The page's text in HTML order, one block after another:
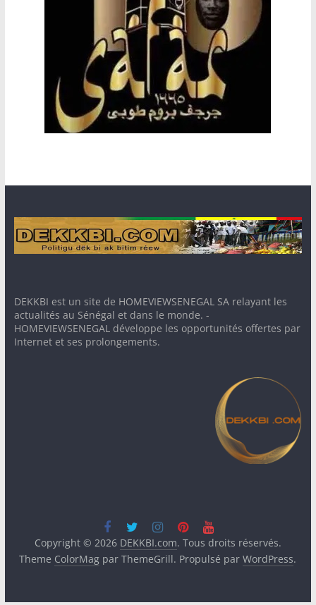
DEKKBI est un site de HOMEVIEWSENEGAL SA relayant les
actualités au Sénégal et dans le monde. -
HOMEVIEWSENEGAL développe les opportunités offertes par
Internet et ses prolongements.
Copyright © 2026 DEKKBI.com. Tous droits réservés.
Theme ColorMag par ThemeGrill. Propulsé parWordPress.